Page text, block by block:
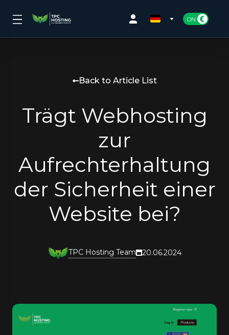
Back to Article List
Trägt Webhosting
zur
Aufrechterhaltung
der Sicherheit einer
Website bei?
TPC Hosting Team 20.06.2024